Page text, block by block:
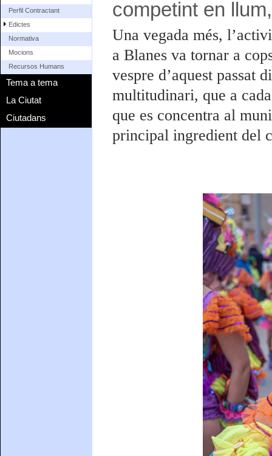
Perfil Contractant
Edictes
Normativa
Mocions
Recursos Humans
Tema a tema
La Ciutat
Ciutadans
competint en
Una vegada més,
a Blanes va tornar a
vespre d’aquest passat
multitudinari, que a
que es concentra al
principal ingredient del